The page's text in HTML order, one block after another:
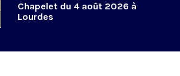
Chapelet du 4 août 2026 à
Lourdes